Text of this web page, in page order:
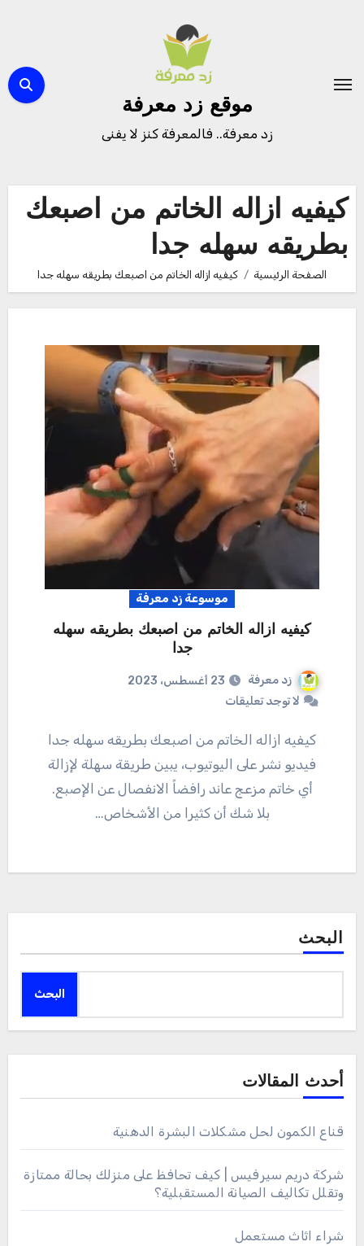
موقع زد معرفة
زد معرفة.. فالمعرفة كنز لا يفنى
كيفيه ازاله الخاتم من اصبعك
بطريقه سهله جدا
الصفحة الرئيسية كيفيه ازاله الخاتم من اصبعك بطريقه سهله جدا
موسوعة زد معرفة
كيفيه ازاله الخاتم من اصبعك بطريقه سهله
جدا
زد معرفة
23 أغسطس، 2023
لا توجد تعليقات
كيفيه ازاله الخاتم من اصبعك بطريقه سهله جدا
فيديو نشر على اليوتيوب، يبين طريقة سهلة لإزالة
أي خاتم مزعج عاند رافضاً الانفصال عن الإصبع.
بلا شك أن كثيرا من الأشخاص…
البحث
البحث
أحدث المقالات
قناع الكمون لحل مشكلات البشرة الدهنية
شركة دريم سيرفيس | كيف تحافظ على منزلك بحالة ممتازة
وتقلل تكاليف الصيانة المستقبلية؟
شراء اثاث مستعمل